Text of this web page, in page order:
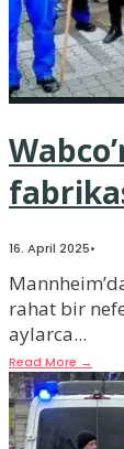
16. April 2025•
rahat bir
aylarca...
Read More →